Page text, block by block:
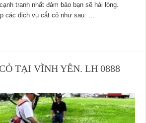
tranh nhất đảm bảo bạn sẽ hài lòng.
các dịch vụ cắt cỏ như sau: …
TẠI VĨNH YÊN. LH 0888